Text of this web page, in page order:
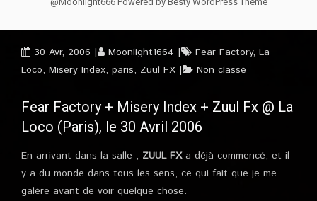
30 Avr, 2006 Moonlight1664 Fear Factory, La
Loco, Misery Index, paris, Zuul FX Non classé
Fear Factory + Misery Index + Zuul Fx @ La
Loco (Paris), le 30 Avril 2006
En arrivant dans la salle , ZUUL FXa déjà commencé, et il
y a du monde dans tous les sens, ce qui fait que je me
galère avant de voir quelque chose.